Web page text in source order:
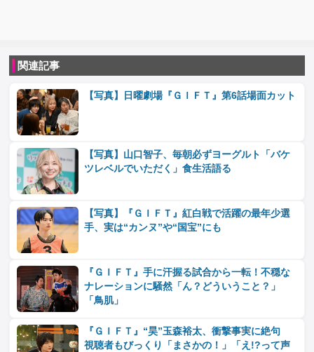
関連記事
【写真】日曜劇場『ＧＩＦＴ』第6話場面カット
【写真】山口智子、毎朝必ずヨーグルト「バケ
ツレベルでいただく」食生活語る
【写真】『ＧＩＦＴ』紅白戦で活躍の最年少選
手、実は“カンヌ”や“国宝”にも
『ＧＩＦＴ』手に汗握る試合から一転！不穏な
ナレーションに騒然「ん？どういうこと？」
「鳥肌」
『ＧＩＦＴ』“昊”玉森裕太、衝撃事実に絶句
視聴者もびっくり「まさかの！」「え!?って声